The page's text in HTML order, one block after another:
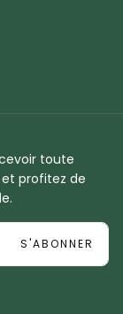
toute
profitez de
S'ABONNER